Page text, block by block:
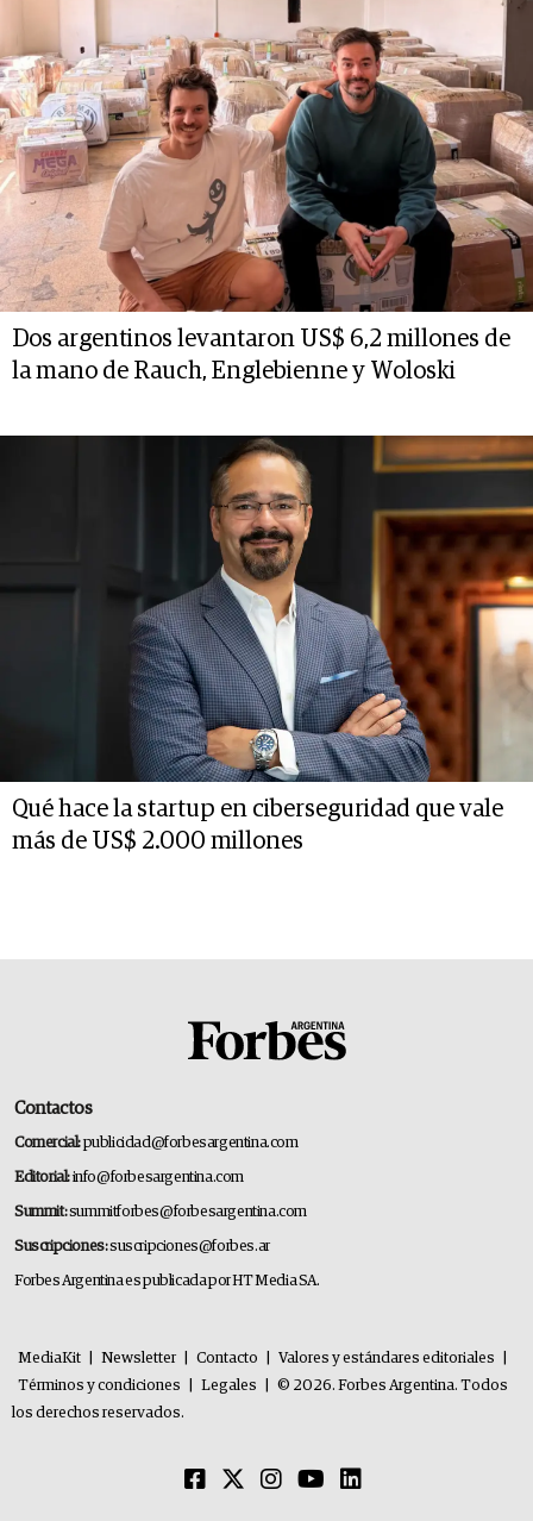
Dos argentinos levantaron US$ 6,2 millones de
la mano de Rauch, Englebienne y Woloski
Qué hace la startup en ciberseguridad que vale
más de US$ 2.000 millones
Contactos
Comercial:publicidad@forbesargentina.com
Editorial:info@forbesargentina.com
Summit:summitforbes@forbesargentina.com
Suscripciones:suscripciones@forbes.ar
Forbes Argentina es publicada por HT Media SA.
MediaKit Newsletter Contacto Valores y estándares editoriales
Términos y condiciones
Legales
© 2026. Forbes Argentina. Todos
los derechos reservados.